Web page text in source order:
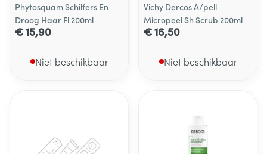
Phytosquam Schilfers En
Droog Haar Fl 200ml
€ 15,90
Niet beschikbaar
Vichy Dercos A/pell
Micropeel Sh Scrub 200ml
€ 16,50
Niet beschikbaar